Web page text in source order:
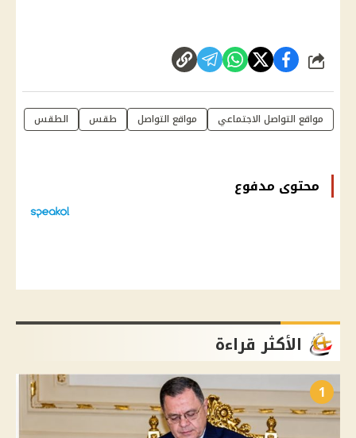
شارك
مواقع التواصل الاجتماعي مواقع التواصل طقس الطقس
محتوى مدفوع
الأكثر قراءة
1